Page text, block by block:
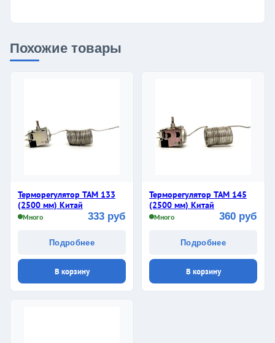
Похожие товары
Терморегулятор ТАМ 133
(2500 мм) Китай
Много 333 руб
Подробнее
В корзину
Терморегулятор ТАМ 145
(2500 мм) Китай
Много 360 руб
Подробнее
В корзину